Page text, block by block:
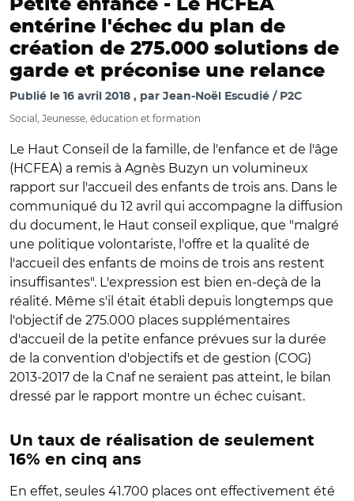
Petite enfance - Le HCFEA
entérine l'échec du plan de
création de 275.000 solutions de
garde et préconise une relance
Publié le 16 avril 2018 par Jean-Noël Escudié / P2C
Social, Jeunesse, éducation et formation
Le Haut Conseil de la famille, de l'enfance et de l'âge
(HCFEA) a remis à Agnès Buzyn un volumineux
rapport sur l'accueil des enfants de trois ans. Dans le
communiqué du 12 avril qui accompagne la diffusion
du document, le Haut conseil explique, que "malgré
une politique volontariste, l'offre et la qualité de
l'accueil des enfants de moins de trois ans restent
insuffisantes". L'expression est bien en-deçà de la
réalité. Même s'il était établi depuis longtemps que
l'objectif de 275.000 places supplémentaires
d'accueil de la petite enfance prévues sur la durée
de la convention d'objectifs et de gestion (COG)
2013-2017 de la Cnaf ne seraient pas atteint, le bilan
dressé par le rapport montre un échec cuisant.
Un taux de réalisation de seulement
16% en cinq ans
En effet, seules 41.700 places ont effectivement été